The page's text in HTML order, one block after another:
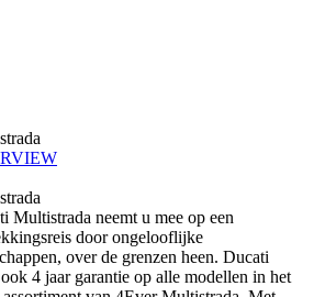
Multistrada neemt u mee op een
door ongelooflijke
over de grenzen heen. Ducati
4 jaar garantie op alle modellen in het